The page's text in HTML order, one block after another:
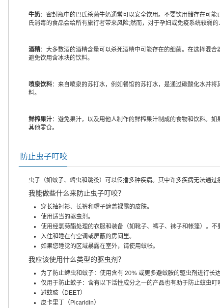
牛奶：密封瓶中的巴氏杀菌牛奶通常可以安全饮用。不要饮用储存在可
氏消毒的食品会给所有旅行者带来风险;然而，对于孕妇或免疫系统较弱
酒精：大多数酒的酒精含量可以杀死酒精中可能存在的细菌。在选择混
避免饮用含冰块的饮料。
喷泉饮料：来自喷泉的苏打水，例如餐馆的苏打水，是通过碳酸化水并
料。
鲜榨果汁：避免果汁，以及用他人制作的鲜榨果汁制成的食物和饮料。
其他零食。
防止虫子叮咬
虫子（如蚊子、蜱虫和跳蚤）可以传播多种疾病。其中许多疾病无法通
我能做些什么来防止虫子叮咬？
穿长袖衬衫、长裤和帽子遮盖裸露的皮肤。
使用适当的驱虫剂。
使用经氯菊酯处理的衣服和装备（如靴子、裤子、袜子和帐篷）。
入住和睡在有空调或屏蔽的房间里。
如果您睡觉的区域暴露在室外，请使用蚊帐。
我应该使用什么类型的驱虫剂？
为了防止蜱虫和蚊子：使用含有 20% 或更多避蚊胺的驱虫剂进行长
仅用于防止蚊子：含有以下活性成分之一的产品也有助于防止蚊虫
避蚊胺（DEET）
皮卡里丁（Picaridin）